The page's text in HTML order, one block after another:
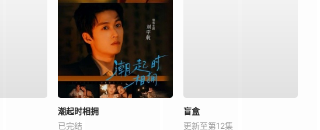
潮起时相拥
已完结
盲盒
更新至第12集